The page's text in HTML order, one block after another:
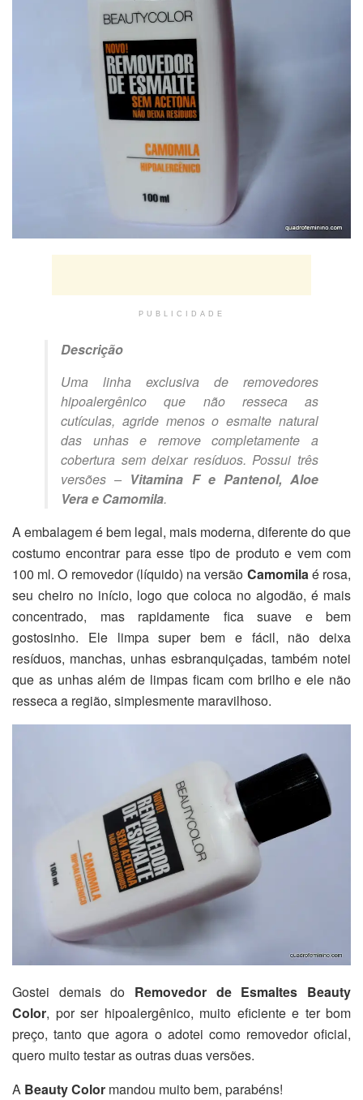
PUBLICIDADE
Descrição
Uma linha exclusiva de removedores
hipoalergênico que não resseca as
cutículas, agride menos o esmalte natural
das unhas e remove completamente a
cobertura sem deixar resíduos. Possui três
versões – Vitamina F e Pantenol, Aloe
Vera e Camomila.
A embalagem é bem legal, mais moderna, diferente do que
costumo encontrar para esse tipo de produto e vem com
100 ml. O removedor (líquido) na versão Camomilaé rosa,
seu cheiro no início, logo que coloca no algodão, é mais
concentrado, mas rapidamente fica suave e bem
gostosinho. Ele limpa super bem e fácil, não deixa
resíduos, manchas, unhas esbranquiçadas, também notei
que as unhas além de limpas ficam com brilho e ele não
resseca a região, simplesmente maravilhoso.
Gostei demais do Removedor de Esmaltes Beauty
Color, por ser hipoalergênico, muito eficiente e ter bom
preço, tanto que agora o adotei como removedor oficial,
quero muito testar as outras duas versões.
A Beauty Color mandou muito bem, parabéns!